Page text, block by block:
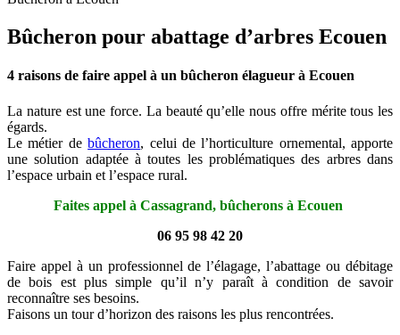
Bûcheron pour abattage d’arbres Ecouen
4 raisons de faire appel à un bûcheron élagueur à Ecouen
La nature est une force. La beauté qu’elle nous offre mérite tous les
égards.
Le métier debûcheron, celui de l’horticulture ornemental, apporte
une solution adaptée à toutes les problématiques des arbres dans
l’espace urbain et l’espace rural.
Faites appel à Cassagrand, bûcherons à Ecouen
06 95 98 42 20
Faire appel à un professionnel de l’élagage, l’abattage ou débitage
de bois est plus simple qu’il n’y paraît à condition de savoir
reconnaître ses besoins.
Faisons un tour d’horizon des raisons les plus rencontrées.